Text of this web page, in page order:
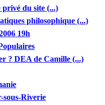
privé du site (...)
philosophique (...)
19h
? DEA de Camille (...)
sous-Riverie